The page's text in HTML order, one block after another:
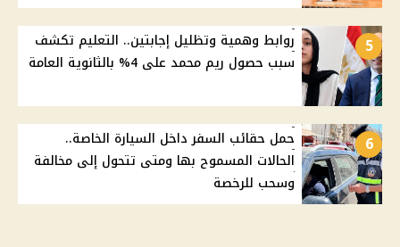
5
روابط وهمية وتظليل إجابتين.. التعليم تكشف
سبب حصول ريم محمد على 4% بالثانوية العامة
6
حمل حقائب السفر داخل السيارة الخاصة..
الحالات المسموح بها ومتى تتحول إلى مخالفة
وسحب للرخصة